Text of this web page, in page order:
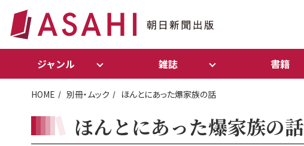
ジャンル 雑誌 書籍
HOME 別冊・ムック ほんとにあった爆家族の話
ほんとにあった爆家族の話